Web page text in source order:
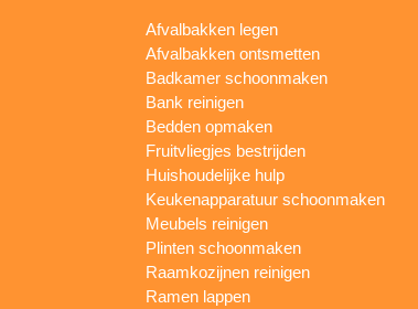
Afvalbakken legen
Afvalbakken ontsmetten
Badkamer schoonmaken
Bank reinigen
Bedden opmaken
Fruitvliegjes bestrijden
Huishoudelijke hulp
Keukenapparatuur schoonmaken
Meubels reinigen
Plinten schoonmaken
Raamkozijnen reinigen
Ramen lappen